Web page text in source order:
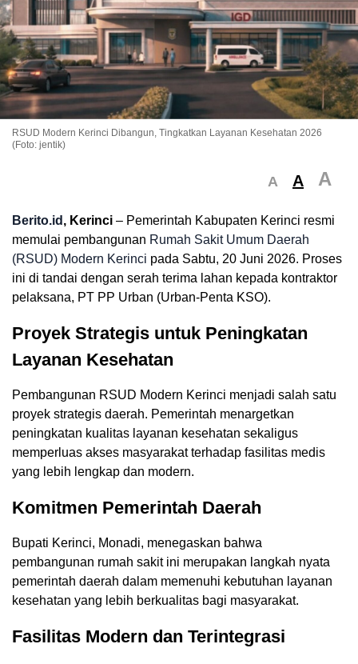
RSUD Modern Kerinci Dibangun, Tingkatkan Layanan Kesehatan 2026
(Foto: jentik)
A A A
Berito.id , Kerinci – Pemerintah Kabupaten Kerinci resmi
memulai pembangunan Rumah Sakit Umum Daerah
(RSUD) Modern Kerinci pada Sabtu, 20 Juni 2026. Proses
ini di tandai dengan serah terima lahan kepada kontraktor
pelaksana, PT PP Urban (Urban-Penta KSO).
Proyek Strategis untuk Peningkatan
Layanan Kesehatan
Pembangunan RSUD Modern Kerinci menjadi salah satu
proyek strategis daerah. Pemerintah menargetkan
peningkatan kualitas layanan kesehatan sekaligus
memperluas akses masyarakat terhadap fasilitas medis
yang lebih lengkap dan modern.
Komitmen Pemerintah Daerah
Bupati Kerinci, Monadi, menegaskan bahwa
pembangunan rumah sakit ini merupakan langkah nyata
pemerintah daerah dalam memenuhi kebutuhan layanan
kesehatan yang lebih berkualitas bagi masyarakat.
Fasilitas Modern dan Terintegrasi